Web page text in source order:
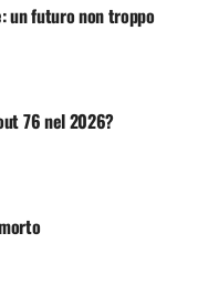
un futuro non troppo
76 nel 2026?